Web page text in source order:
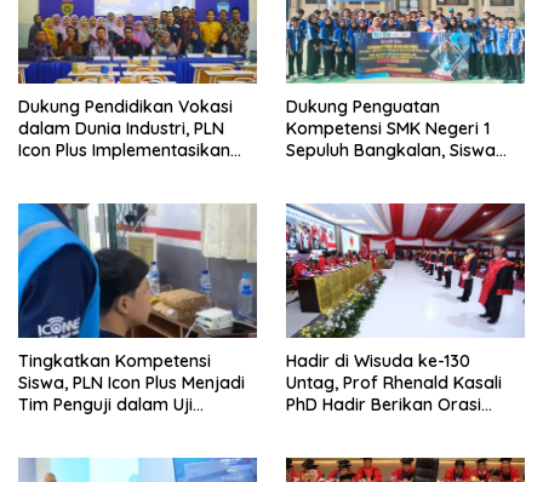
Dukung Pendidikan Vokasi
dalam Dunia Industri, PLN
Icon Plus Implementasikan
Dukung Penguatan
Kompetensi SMK Negeri 1
Sepuluh Bangkalan, Siswa
Komputer dan Jaringan
Tingkatkan Kompetensi
Siswa, PLN Icon Plus Menjadi
Tim Penguji dalam Uji
Siliragung
Hadir di Wisuda ke-130
Untag, Prof Rhenald Kasali
PhD Hadir Berikan Orasi